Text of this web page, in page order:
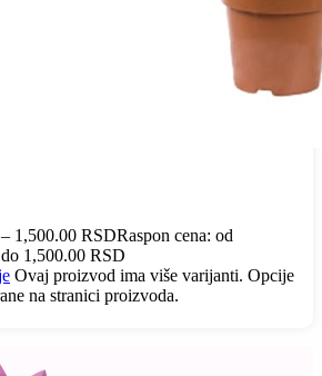
– 1,500.00 RSDRaspon cena: od
1,500.00 RSD
Ovaj proizvod ima više varijanti. Opcije
na stranici proizvoda.